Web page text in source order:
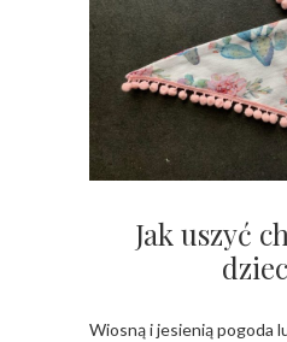
Jak uszyć
Wiosną i jesienią pogoda